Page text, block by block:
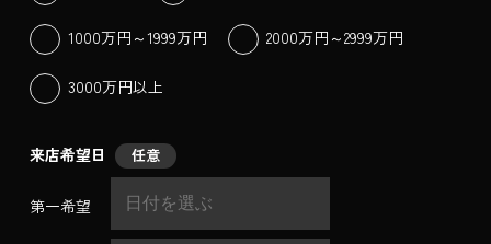
1000万円～1999万円 2000万円～2999万円
3000万円以上
来店希望日 任意
第一希望